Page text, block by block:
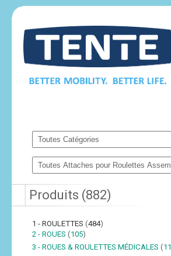
Produits (882)
1 - ROULETTES (484)
2 - ROUES (105)
3 - ROUES & ROULETTES MÉDICALES (11